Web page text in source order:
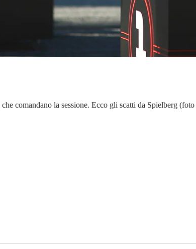
comandano la sessione. Ecco gli scatti da Spielberg